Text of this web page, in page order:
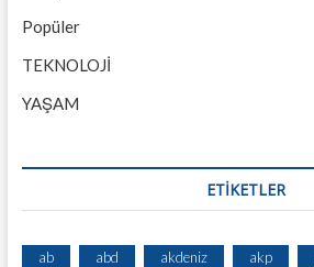
Popüler
TEKNOLOJİ
YAŞAM
ETİKETLER
ab abd akdeniz akp